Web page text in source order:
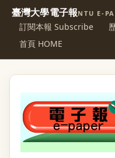
臺灣大學電子報NTU E-
訂閱本報 Subscribe
首頁 HOME